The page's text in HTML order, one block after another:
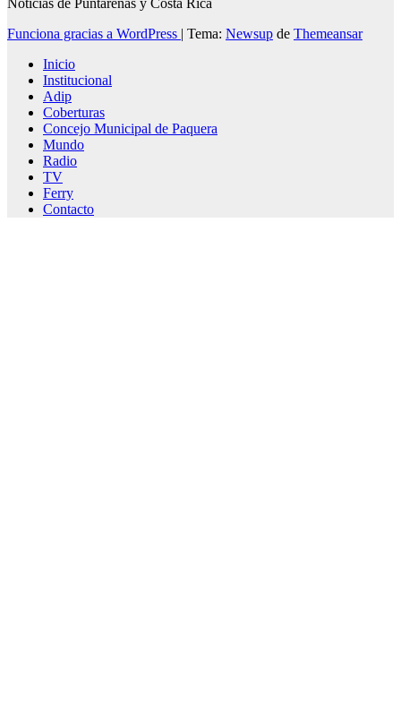
Noticias de Puntarenas y Costa Rica
Funciona gracias a WordPress | Tema: Newsup de Themeansar
Inicio
Institucional
Adip
Coberturas
Concejo Municipal de Paquera
Mundo
Radio
TV
Ferry
Contacto